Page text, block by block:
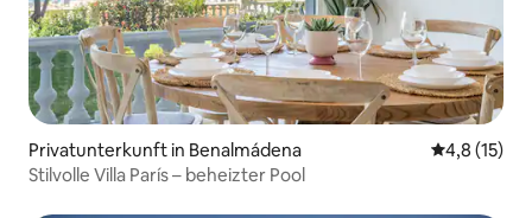
Privatunterkunft in Benalmádena
4,8 (15)
Stilvolle Villa París – beheizter Pool